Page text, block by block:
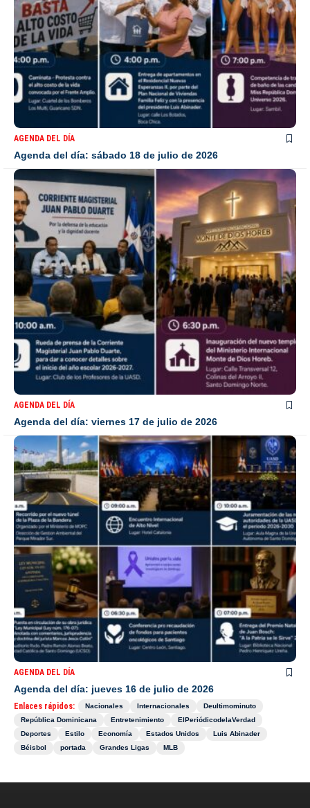
AGENDA DEL DÍA
Agenda del día: sábado 18 de julio de 2026
AGENDA DEL DÍA
Agenda del día: viernes 17 de julio de 2026
AGENDA DEL DÍA
Agenda del día: jueves 16 de julio de 2026
Enlaces rápidos: Nacionales Internacionales
Deultimominuto
República Dominicana
Entretenimiento
ElPeriódicodelaVerdad
Deportes
Estilo Economía Estados Unidos
Luis Abinader
Béisbol
portada Grandes Ligas MLB